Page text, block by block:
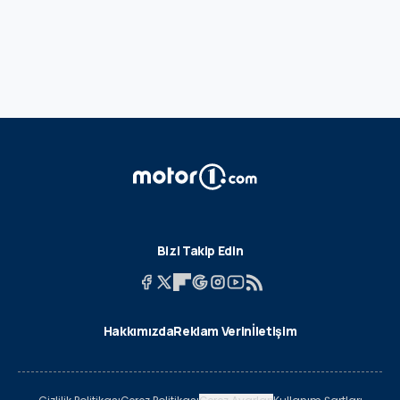
Bizi Takip Edin
HakkımızdaReklam Verinİletişim